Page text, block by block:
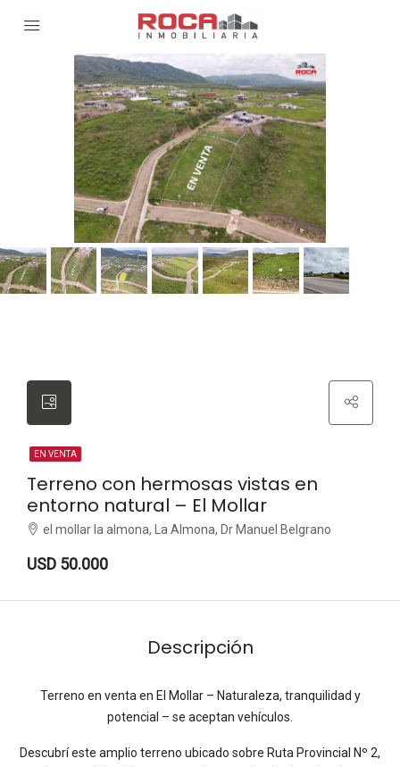
EN VENTA
Terreno con hermosas vistas en
entorno natural – El Mollar
el mollar la almona, La Almona, Dr Manuel Belgrano
USD 50.000
Descripción
Terreno en venta en El Mollar – Naturaleza, tranquilidad y
potencial – se aceptan vehículos.
Descubrí este amplio terreno ubicado sobre Ruta Provincial Nº 2,